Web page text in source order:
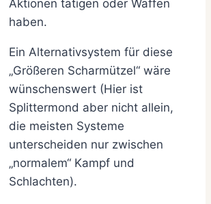
Aktionen tätigen oder Waffen
haben.
Ein Alternativsystem für diese
„Größeren Scharmützel“ wäre
wünschenswert (Hier ist
Splittermond aber nicht allein,
die meisten Systeme
unterscheiden nur zwischen
„normalem“ Kampf und
Schlachten).